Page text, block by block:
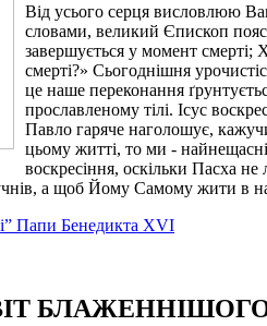
Від усього серця висловлюю
словами, великий Єпископ
завершується у момент смерті;
смерті?» Сьогоднішня
це наше переконання
прославленому тілі. Ісус
Павло гаряче наголошує,
цьому житті, то ми -
воскресіння, оскільки Пасха
а щоб Йому Самому жити в
Папи Бенедикта XVI